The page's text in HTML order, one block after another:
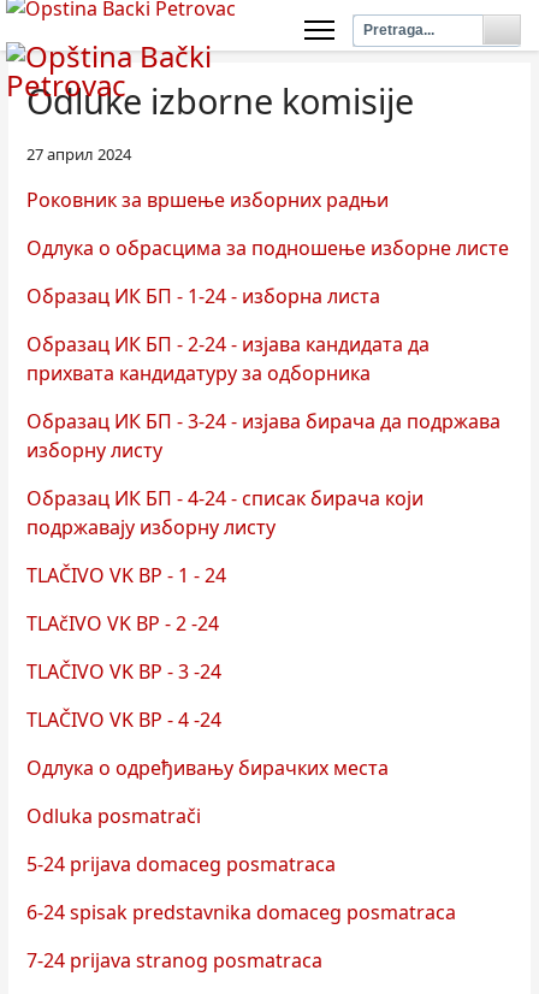
Odluke izborne komisije
27 април 2024
Роковник за вршење изборних радњи
Одлука о обрасцима за подношење изборне листе
Образац ИК БП - 1-24 - изборна листа
Образац ИК БП - 2-24 - изјава кандидата да
прихвата кандидатуру за одборника
Образац ИК БП - 3-24 - изјава бирача да подржава
изборну листу
Образац ИК БП - 4-24 - списак бирача који
подржавају изборну листу
TLAČIVO VK BP - 1 - 24
TLAčIVO VK BP - 2 -24
TLAČIVO VK BP - 3 -24
TLAČIVO VK BP - 4 -24
Одлука о одређивању бирачких места
Odluka posmatrači
5-24 prijava domaceg posmatraca
6-24 spisak predstavnika domaceg posmatraca
7-24 prijava stranog posmatraca